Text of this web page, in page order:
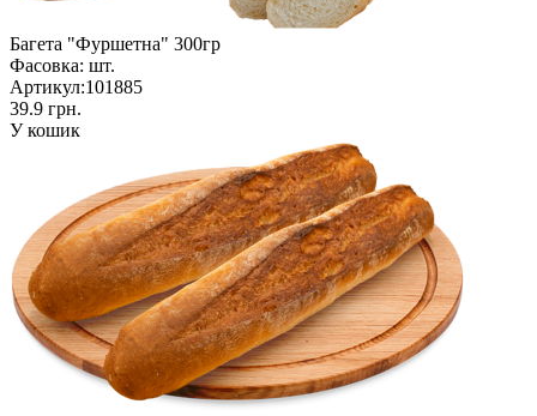
Багета "Фуршетна" 300гр
Фасовка: шт.
Артикул:101885
39.9 грн.
У кошик